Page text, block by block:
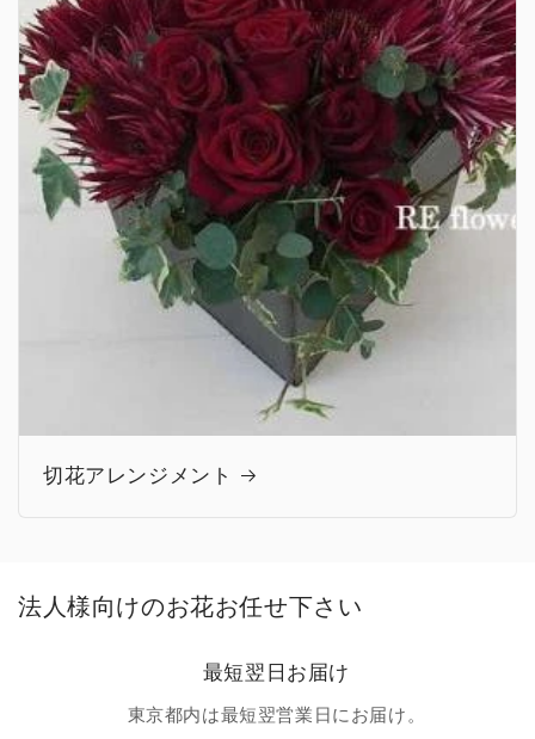
切花アレンジメント
法人様向けのお花お任せ下さい
最短翌日お届け
東京都内は最短翌営業日にお届け。